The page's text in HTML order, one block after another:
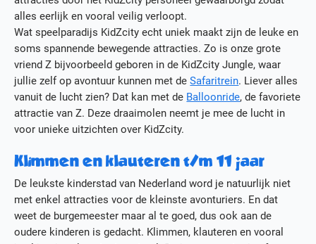
alles eerlijk en vooral veilig verloopt.
Wat speelparadijs KidZcity echt uniek maakt zijn de leuke en
soms spannende bewegende attracties. Zo is onze grote
vriend Z bijvoorbeeld geboren in de KidZcity Jungle, waar
jullie zelf op avontuur kunnen met deSafaritrein. Liever alles
vanuit de lucht zien? Dat kan met de Balloonride, de favoriete
attractie van Z. Deze draaimolen neemt je mee de lucht in
voor unieke uitzichten over KidZcity.
Klimmen en klauteren t/m 11 jaar
De leukste kinderstad van Nederland word je natuurlijk niet
met enkel attracties voor de kleinste avonturiers. En dat
weet de burgemeester maar al te goed, dus ook aan de
oudere kinderen is gedacht. Klimmen, klauteren en vooral